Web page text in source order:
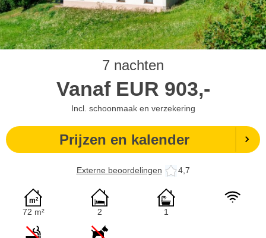
7 nachten
Vanaf EUR 903,-
Incl. schoonmaak en verzekering
Prijzen en kalender
Externe beoordelingen 4,7
72 m² 2 1